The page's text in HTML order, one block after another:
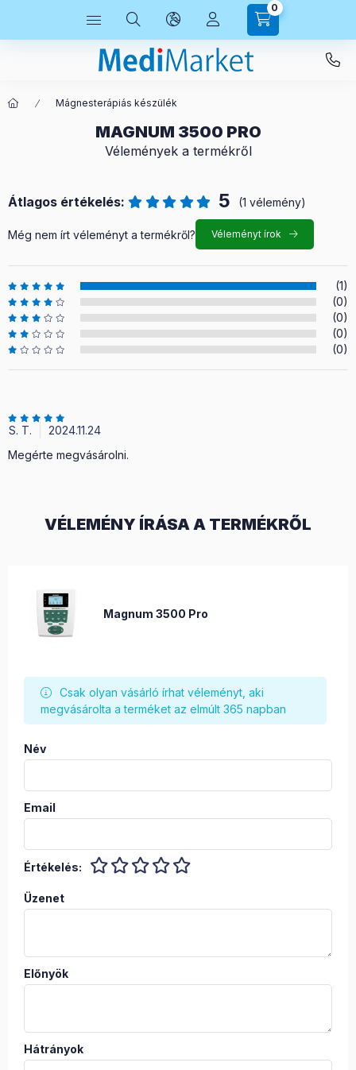
0
Mágnesterápiás készülék
MAGNUM 3500 PRO
Vélemények a termékről
Átlagos értékelés: 5 (1 vélemény)
Még nem írt véleményt a termékről? Véleményt írok
(1)
(0)
(0)
(0)
(0)
S. T.
2024.11.24
Megérte megvásárolni.
VÉLEMÉNY ÍRÁSA A TERMÉKRŐL
Magnum 3500 Pro
Csak olyan vásárló írhat véleményt, aki
megvásárolta a terméket az elmúlt 365 napban
Név
Email
Értékelés:
Üzenet
Előnyök
Hátrányok